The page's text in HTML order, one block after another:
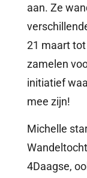
aan. Ze
21 maart
zamelen
initiatief
mee zijn!
Michelle
4Daagse,